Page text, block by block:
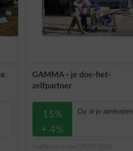
GAMMA - je doe-het-
zelfpartner
15%
+ 4%
Op al je aankopen